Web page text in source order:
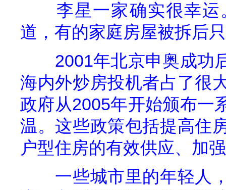
李星一家确实很幸
道，有的家庭房屋被拆后
2001年北京申奥成功
海内外炒房投机者占了很
政府从2005年开始颁布一
温。这些政策包括提高住
户型住房的有效供应、加
一些城市里的年轻人